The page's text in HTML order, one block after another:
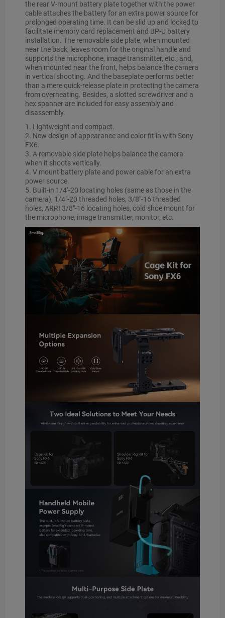
the rear V-mount battery plate together with the power
cable attaches the battery for an extra power source for
prolonged operating time. It can be slid up and locked to
facilitate memory card replacement and BP-U battery
installation. The removable side plate, when mounted
near the back, leaves room for the original handle and
supports the microphone, image transmitter, etc.; and,
when mounted near the front, helps balance the camera
in vertical shooting. And the baseplate performs better
than a mere quick-release plate in protecting the camera
from overheating. Besides, a slotted screwdriver and a
hex spanner are included for easy assembly and
disassembly.
1. Lightweight and compact.
2. New design of appearance and color fit in with Sony
FX6.
3. A removable side plate helps balance the camera
when it shoots vertically.
4. V mount battery plate and power cable for an extra
power source.
5. Built-in 1/4''-20 locating holes (same as those in the
camera), 1/4"-20 threaded holes, 3/8"-16 threaded
holes, ARRI 3/8"-16 locating holes, cold shoe mount for
the microphone, image transmitter, monitor, etc.